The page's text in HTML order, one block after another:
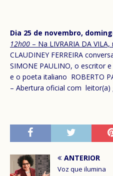
Dia 25 de novembro,
12h00 – Na LIVRARIA DA
CLAUDINEY FERREIRA
SIMONE PAULINO, o escritor
e o poeta italiano ROBERTO
– Abertura oficial com leitor(a)
ANTERIOR
Voz que ilumina